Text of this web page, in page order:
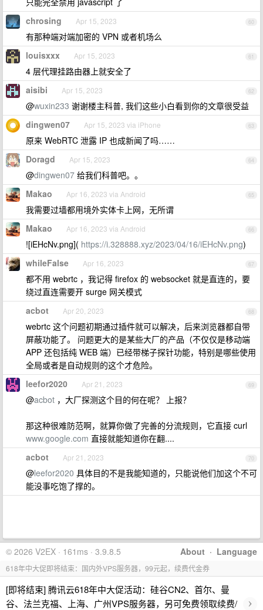
60
chrosing Apr 15, 2023
有那种端对端加密的 VPN 或者机场么
61
louisxxx Apr 15, 2023
4 层代理挂路由器上就安全了
62
aisibi Apr 15, 2023
@wuxin233 谢谢楼主科普, 我们这些小白看到你的文章很受益
63
dingwen07 Apr 15, 2023 via iPhone
原来 WebRTC 泄露 IP 也成新闻了吗……
64
Doragd Apr 15, 2023
@dingwen07 给我们科普吧。。
65
Makao Apr 16, 2023 via Android
我需要过墙都用境外实体卡上网，无所谓
66
Makao Apr 16, 2023 via Android
![iEHcNv.png]( https://i.328888.xyz/2023/04/16/iEHcNv.png)
67
whileFalse Apr 16, 2023
都不用 webrtc ，我记得 firefox 的 websocket 就是直连的，要
绕过直连需要开 surge 网关模式
68
acbot Apr 20, 2023
webrtc 这个问题初期通过插件就可以解决，后来浏览器都自带
屏蔽功能了。 问题更大的是某些大厂的产品（不仅仅是移动端
APP 还包括纯 WEB 端）已经带梯子探针功能，特别是哪些使用
全局或者是自动规则的这个才危险。
69
leefor2020 Apr 21, 2023
@acbot ，大厂探测这个目的何在呢？ 上报？
那这种很难防范啊，就算你做了完善的分流规则，它直接 curl
www.google.com 直接就能知道你在翻....
70
acbot Apr 21, 2023
@leefor2020 具体目的不是我能知道的，只能说他们加这个不可
能没事吃饱了撑的。
About · Language
© 2026 V2EX · 161ms · 3.9.8.5
618年中大促即将结束：国内外VPS服务器，99元起，续费代金券
[即将结束] 腾讯云618年中大促活动：硅谷CN2、首尔、曼
谷、法兰克福、上海、广州VPS服务器，另可免费领取续费/
›